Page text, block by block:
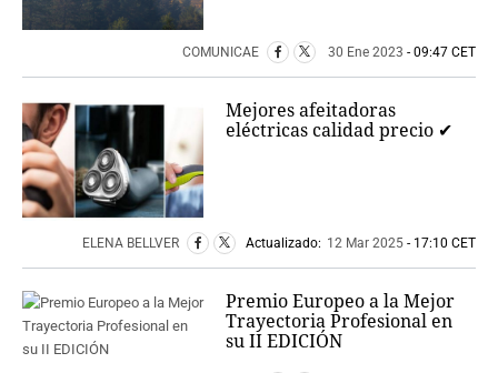
COMUNICAE 30 Ene 2023 - 09:47 CET
Mejores afeitadoras
eléctricas calidad precio ✔
ELENA BELLVER Actualizado: 12 Mar 2025 - 17:10 CET
Premio Europeo a la Mejor
Trayectoria Profesional en
su II EDICIÓN